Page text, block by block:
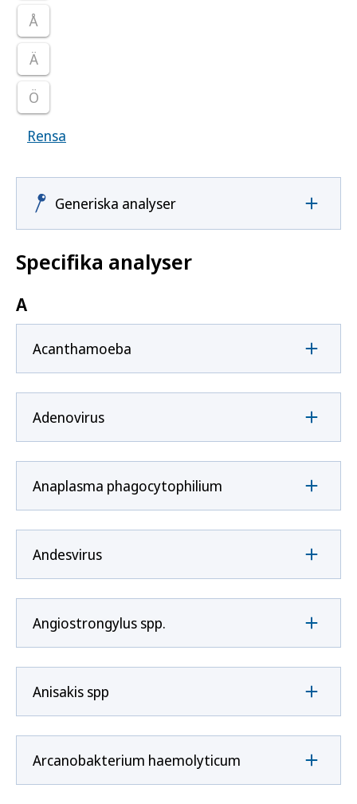
Å
Ä
Ö
Rensa
Generiska analyser
Specifika analyser
A
Acanthamoeba
Adenovirus
Anaplasma phagocytophilium
Andesvirus
Angiostrongylus spp.
Anisakis spp
Arcanobakterium haemolyticum